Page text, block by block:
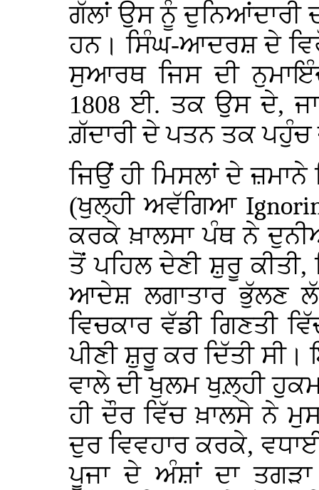
ਗੱਲਾਂ ਉਸ ਨੂੰ ਦੁਨਿਆਂਦਾਰੀ
ਹਨ। ਸਿੰਘ-ਆਦਰਸ਼ ਦੇ
ਸੁਆਰਥ ਜਿਸ ਦੀ
1808 ਈ. ਤਕ ਉਸ ਦੇ,
ਗ਼ੱਦਾਰੀ ਦੇ ਪਤਨ ਤਕ ਪਹੁੰਚ
ਜਿਉਂ ਹੀ ਮਿਸਲਾਂ ਦੇ
(ਖੁਲ੍ਹੀ ਅਵੱਗਿਆ
ਕਰਕੇ ਖ਼ਾਲਸਾ ਪੰਥ ਨੇ
ਤੋਂ ਪਹਿਲ ਦੇਣੀ ਸ਼ੁਰੂ
ਆਦੇਸ਼ ਲਗਾਤਾਰ ਭੁੱਲਣ
ਵਿਚਕਾਰ ਵੱਡੀ ਗਿਣਤੀ
ਪੀਣੀ ਸ਼ੁਰੂ ਕਰ ਦਿੱਤੀ
ਵਾਲੇ ਦੀ ਖੁਲਮ ਖੁਲ਼੍ਹੀ
ਹੀ ਦੌਰ ਵਿੱਚ ਖ਼ਾਲਸੇ ਨੇ
ਦੁਰ ਵਿਵਹਾਰ ਕਰਕੇ,
ਪੂਜਾ ਦੇ ਅੰਸ਼ਾਂ ਦਾ